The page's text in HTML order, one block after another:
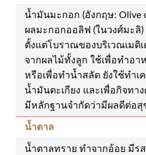
น้ำมันมะกอก (อังกฤษ: Olive
ผลมะกอกออลิฟ (ในวงศ์มะลิ)
ตั้งแต่โบราณของบริเวณเมดิ
จากผลไม้ทั้งลูก ใช้เพื่อทำอา
หรือเพื่อทำน้ำสลัด ยังใช้ทำเ
น้ำมันตะเกียง และเพื่อกิจทา
มีหลักฐานจำกัดว่ามีผลดีต่อสุ
น้ำตาล
น้ำตาลทราย ทำจากอ้อย มีร